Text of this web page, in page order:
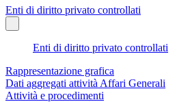
Enti di diritto privato controllati
Enti di diritto privato controllati
Rappresentazione grafica
Dati aggregati attività Affari Generali
Attività e procedimenti